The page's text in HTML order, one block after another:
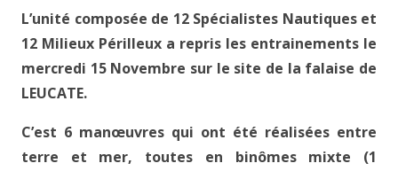
L’unité composée de 12 Spécialistes Nautiques et
12 Milieux Périlleux a repris les entrainements le
mercredi 15 Novembre sur le site de la falaise de
LEUCATE.
C’est 6 manœuvres qui ont été réalisées entre
terre et mer, toutes en binômes mixte (1